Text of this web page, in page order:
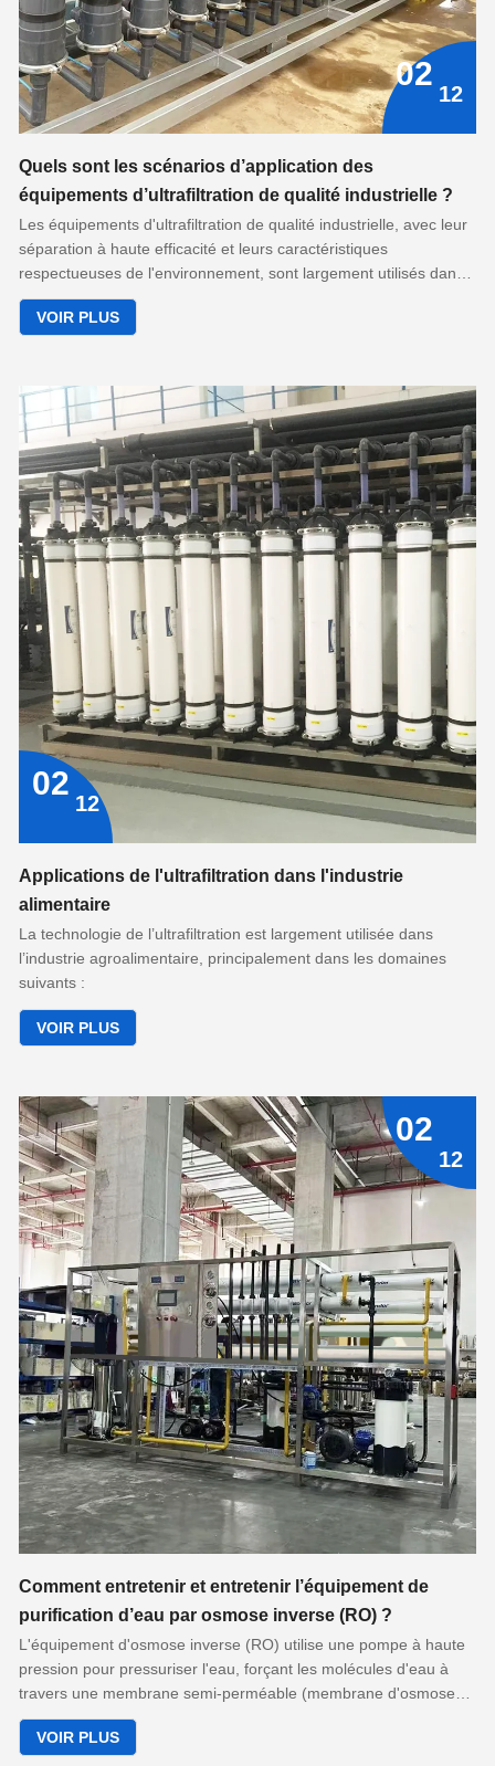
02
12
Quels sont les scénarios d’application des
équipements d’ultrafiltration de qualité industrielle ?
Les équipements d'ultrafiltration de qualité industrielle, avec leur
séparation à haute efficacité et leurs caractéristiques
respectueuses de l'environnement, sont largement utilisés dans
de nombreux domaines :
VOIR PLUS
02
12
Applications de l'ultrafiltration dans l'industrie
alimentaire
La technologie de l’ultrafiltration est largement utilisée dans
l’industrie agroalimentaire, principalement dans les domaines
suivants :
VOIR PLUS
02
12
Comment entretenir et entretenir l’équipement de
purification d’eau par osmose inverse (RO) ?
L'équipement d'osmose inverse (RO) utilise une pompe à haute
pression pour pressuriser l'eau, forçant les molécules d'eau à
travers une membrane semi-perméable (membrane d'osmose
inverse), tandis que les sels dissous, la matière organique, les
micro-organismes et autres impuretés sont retenus, purifiant
VOIR PLUS